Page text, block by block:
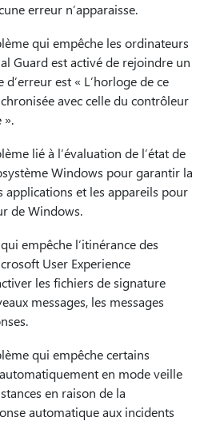
erreur n’apparaisse.
qui empêche les ordinateurs
Guard est activé de rejoindre un
est « L’horloge de ce
avec celle du contrôleur
».
lié à l’évaluation de l’état de
Windows pour garantir la
applications et les appareils pour
de Windows.
empêche l’itinérance des
User Experience
les fichiers de signature
messages, les messages
qui empêche certains
en mode veille
en raison de la
automatique aux incidents